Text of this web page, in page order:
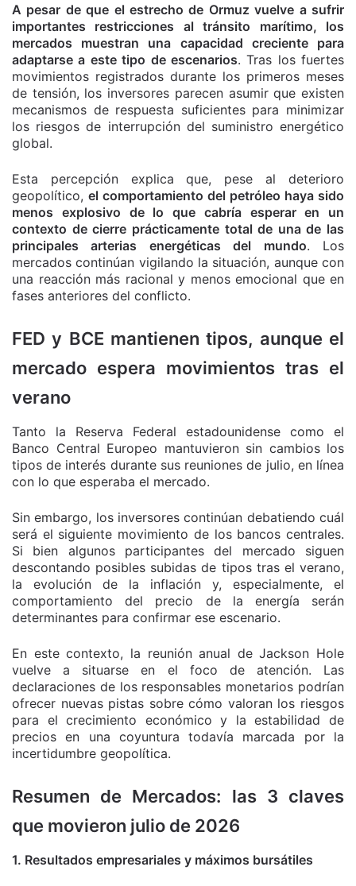
A pesar de que el estrecho de Ormuz vuelve a sufrir
importantes restricciones al tránsito marítimo, los
mercados muestran una capacidad creciente para
adaptarse a este tipo de escenarios. Tras los fuertes
movimientos registrados durante los primeros meses
de tensión, los inversores parecen asumir que existen
mecanismos de respuesta suficientes para minimizar
los riesgos de interrupción del suministro energético
global.
Esta percepción explica que, pese al deterioro
geopolítico, el comportamiento del petróleo haya sido
menos explosivo de lo que cabría esperar en un
contexto de cierre prácticamente total de una de las
principales arterias energéticas del mundo. Los
mercados continúan vigilando la situación, aunque con
una reacción más racional y menos emocional que en
fases anteriores del conflicto.
FED y BCE mantienen tipos, aunque el
mercado espera movimientos tras el
verano
Tanto la Reserva Federal estadounidense como el
Banco Central Europeo mantuvieron sin cambios los
tipos de interés durante sus reuniones de julio, en línea
con lo que esperaba el mercado.
Sin embargo, los inversores continúan debatiendo cuál
será el siguiente movimiento de los bancos centrales.
Si bien algunos participantes del mercado siguen
descontando posibles subidas de tipos tras el verano,
la evolución de la inflación y, especialmente, el
comportamiento del precio de la energía serán
determinantes para confirmar ese escenario.
En este contexto, la reunión anual de Jackson Hole
vuelve a situarse en el foco de atención. Las
declaraciones de los responsables monetarios podrían
ofrecer nuevas pistas sobre cómo valoran los riesgos
para el crecimiento económico y la estabilidad de
precios en una coyuntura todavía marcada por la
incertidumbre geopolítica.
Resumen de Mercados: las 3 claves
que movieron julio de 2026
1. Resultados empresariales y máximos bursátiles